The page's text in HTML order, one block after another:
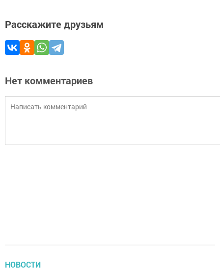
Расскажите друзьям
Нет комментариев
НОВОСТИ